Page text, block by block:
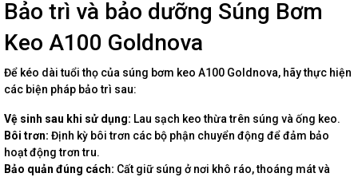
Bảo trì và bảo dưỡng Súng Bơm
Keo A100 Goldnova
Để kéo dài tuổi thọ của súng bơm keo A100 Goldnova, hãy thực hiện
các biện pháp bảo trì sau:
Vệ sinh sau khi sử dụng: Lau sạch keo thừa trên súng và ống keo.
Bôi trơn: Định kỳ bôi trơn các bộ phận chuyển động để đảm bảo
hoạt động trơn tru.
Bảo quản đúng cách: Cất giữ súng ở nơi khô ráo, thoáng mát và